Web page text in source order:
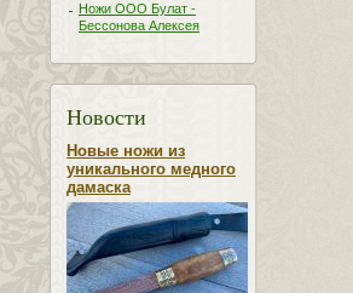
Ножи ООО Булат -
Бессонова Алексея
Новости
Новые ножи из
уникального медного
дамаска